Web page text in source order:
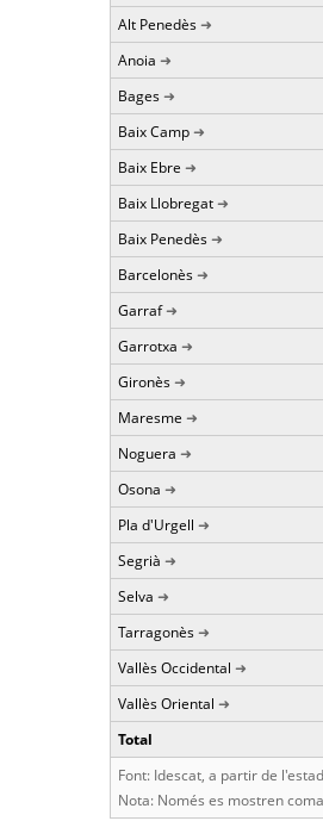
Alt Penedès
Anoia
Bages
Baix Camp
Baix Ebre
Baix Llobregat
Baix Penedès
Barcelonès
Garraf
Garrotxa
Gironès
Maresme
Noguera
Osona
Pla d'Urgell
Segrià
Selva
Tarragonès
Vallès Occidental
Vallès Oriental
Total
Font: Idescat, a partir de
Nota: Només es mostren